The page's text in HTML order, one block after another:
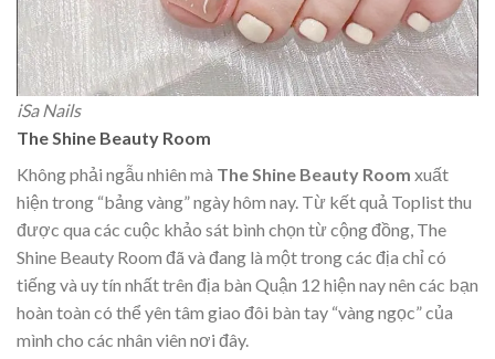
iSa Nails
The Shine Beauty Room
Không phải ngẫu nhiên mà The Shine Beauty Room xuất
hiện trong “bảng vàng” ngày hôm nay. Từ kết quả Toplist thu
được qua các cuộc khảo sát bình chọn từ cộng đồng, The
Shine Beauty Room đã và đang là một trong các địa chỉ có
tiếng và uy tín nhất trên địa bàn Quận 12 hiện nay nên các bạn
hoàn toàn có thể yên tâm giao đôi bàn tay “vàng ngọc” của
mình cho các nhân viên nơi đây.